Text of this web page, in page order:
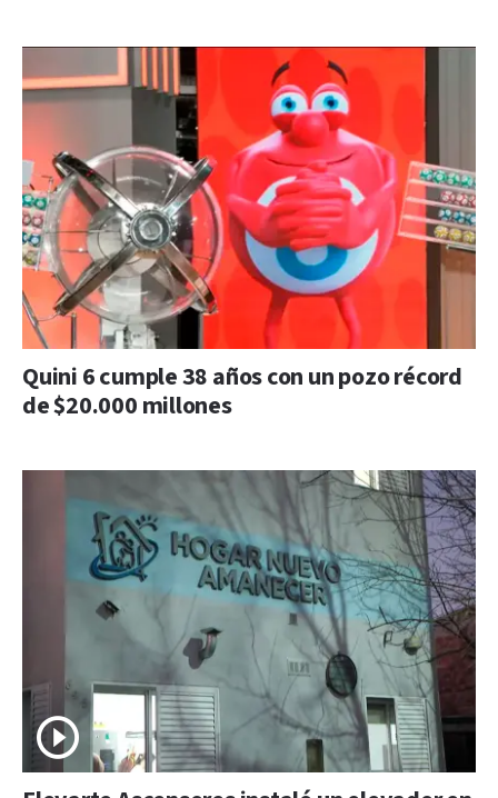
Quini 6 cumple 38 años con un pozo récord
de $20.000 millones